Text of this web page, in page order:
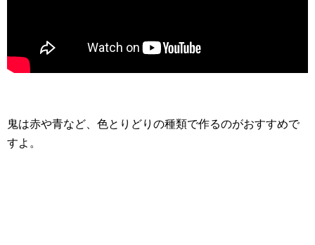
鬼は赤や青など、色とりどりの種類で作るのがおすすめで
すよ。